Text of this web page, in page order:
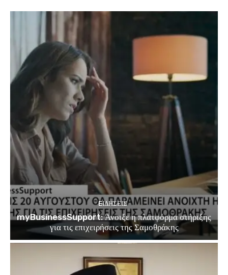
EΙΔΗΣΕΙΣ
myBusinessSupport: Άνοιξε η πλατφόρμα στήριξης
για τις επιχειρήσεις της Σαμοθράκης